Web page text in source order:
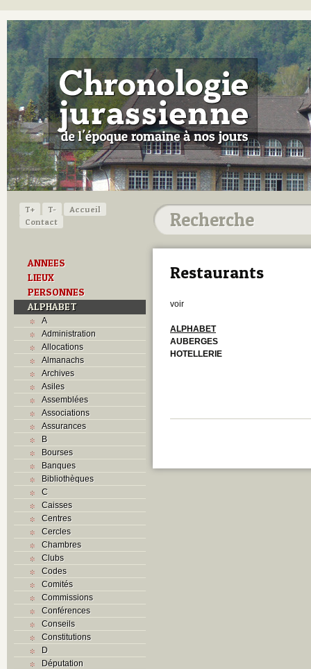
T+ T-
Accueil
Contact
ANNEES
LIEUX
PERSONNES
ALPHABET
A
Administration
Allocations
Almanachs
Archives
Asiles
Assemblées
Associations
Assurances
B
Bourses
Banques
Bibliothèques
C
Caisses
Centres
Cercles
Chambres
Clubs
Codes
Comités
Commissions
Conférences
Conseils
Constitutions
D
Députation
Restaurants
voir
ALPHABET
AUBERGES
HOTELLERIE